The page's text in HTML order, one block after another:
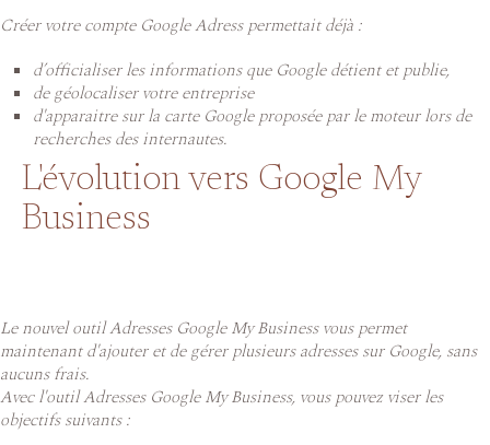
Créer votre compte Google Adress permettait déjà :
d’officialiser les informations que Google détient et publie,
de géolocaliser votre entreprise
d'apparaitre sur la carte Google proposée par le moteur lors de
recherches des internautes.
L'évolution vers Google My
Business
Le nouvel outil Adresses Google My Business vous permet
maintenant d'ajouter et de gérer plusieurs adresses sur Google, sans
aucuns frais.
Avec l'outil Adresses Google My Business, vous pouvez viser les
objectifs suivants :